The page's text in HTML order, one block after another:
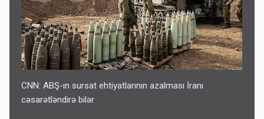
CNN: ABŞ-ın sursat ehtiyatlarının azalması İranı
cəsarətləndirə bilər